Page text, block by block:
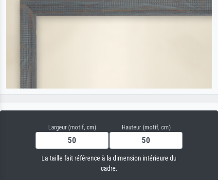
Largeur (motif, cm) Hauteur (motif, cm)
La taille fait référence à la dimension intérieure du
cadre.